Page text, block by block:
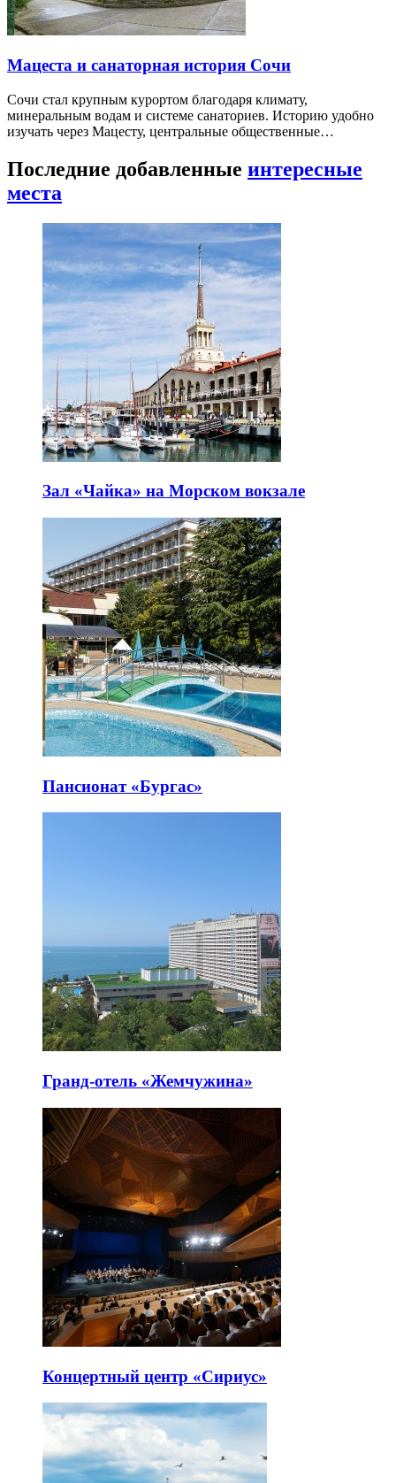
Мацеста и санаторная история Сочи
Сочи стал крупным курортом благодаря климату,
минеральным водам и системе санаториев. Историю удобно
изучать через Мацесту, центральные общественные…
Последние добавленные интересные
места
Зал «Чайка» на Морском вокзале
Пансионат «Бургас»
Гранд-отель «Жемчужина»
Концертный центр «Сириус»